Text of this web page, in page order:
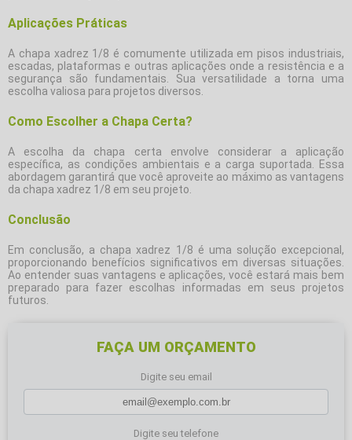
Aplicações Práticas
A chapa xadrez 1/8 é comumente utilizada em pisos industriais,
escadas, plataformas e outras aplicações onde a resistência e a
segurança são fundamentais. Sua versatilidade a torna uma
escolha valiosa para projetos diversos.
Como Escolher a Chapa Certa?
A escolha da chapa certa envolve considerar a aplicação
específica, as condições ambientais e a carga suportada. Essa
abordagem garantirá que você aproveite ao máximo as vantagens
da chapa xadrez 1/8 em seu projeto.
Conclusão
Em conclusão, a chapa xadrez 1/8 é uma solução excepcional,
proporcionando benefícios significativos em diversas situações.
Ao entender suas vantagens e aplicações, você estará mais bem
preparado para fazer escolhas informadas em seus projetos
futuros.
FAÇA UM ORÇAMENTO
Digite seu email
Digite seu telefone